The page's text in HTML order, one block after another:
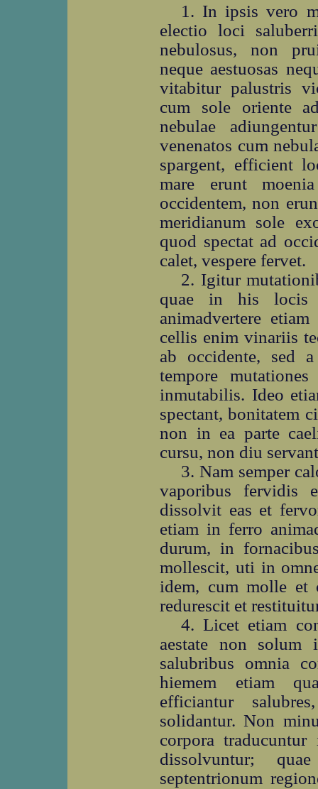
1. In ipsis vero
electio loci
nebulosus, non
neque aestuosas
vitabitur palustris
cum sole oriente
nebulae
venenatos cum
spargent, efficient
mare erunt
occidentem, non
meridianum sole
quod spectat ad
calet, vespere fervet.
2. Igitur
quae in his locis
animadvertere
cellis enim vinariis
ab occidente, sed
tempore
inmutabilis. Ideo
spectant, bonitatem
non in ea parte
cursu, non diu
3. Nam semper
vaporibus fervidis
dissolvit eas et
etiam in ferro
durum, in
mollescit, uti in
idem, cum molle et
redurescit et
4. Licet etiam
aestate non
salubribus omnia
hiemem etiam
efficiantur
solidantur. Non
corpora
dissolvuntur;
septentrionum